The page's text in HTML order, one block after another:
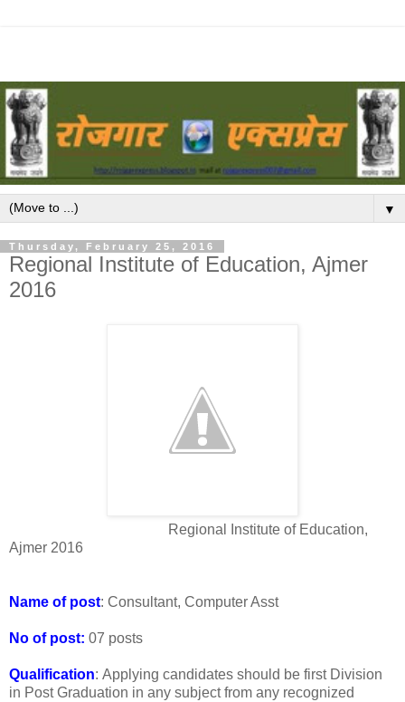
▼
Thursday, February 25, 2016
Regional Institute of Education, Ajmer
2016
Regional Institute of Education,
Ajmer 2016
Name of post: Consultant, Computer Asst
No of post: 07 posts
Qualification: Applying candidates should be first Division
in Post Graduation in any subject from any recognized